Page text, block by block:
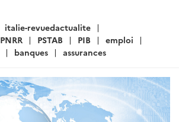
italie-revuedactualite
PNRR PSTAB PIB
emploi
banques assurances